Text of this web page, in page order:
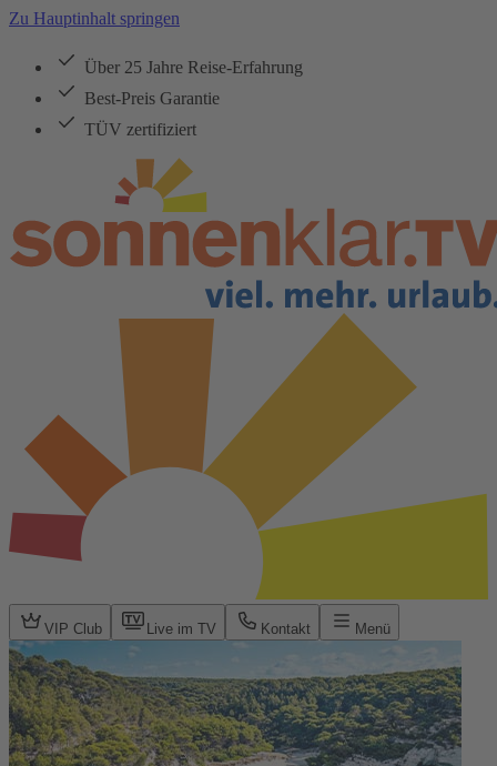
Zu Hauptinhalt springen
Über 25 Jahre Reise-Erfahrung
Best-Preis Garantie
TÜV zertifiziert
VIP Club Live im TV Kontakt Menü